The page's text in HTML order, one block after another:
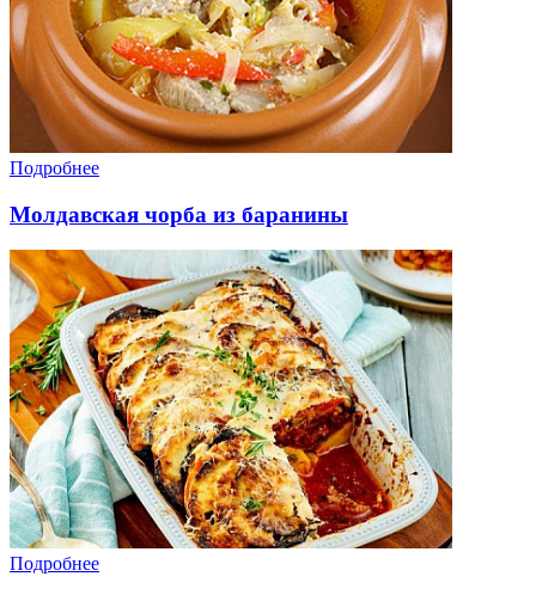
Подробнее
Молдавская чорба из баранины
Подробнее